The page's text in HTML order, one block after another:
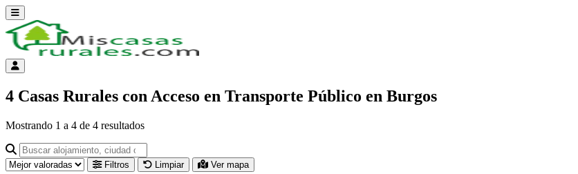
Abrir menú
Menú de cuenta
4 Casas Rurales con Acceso en Transporte Público en Burgos
Mostrando 1 a 4 de 4 resultados
Buscar alojamiento, ciudad o provincia para ir a su página
Filtros Limpiar Ver mapa